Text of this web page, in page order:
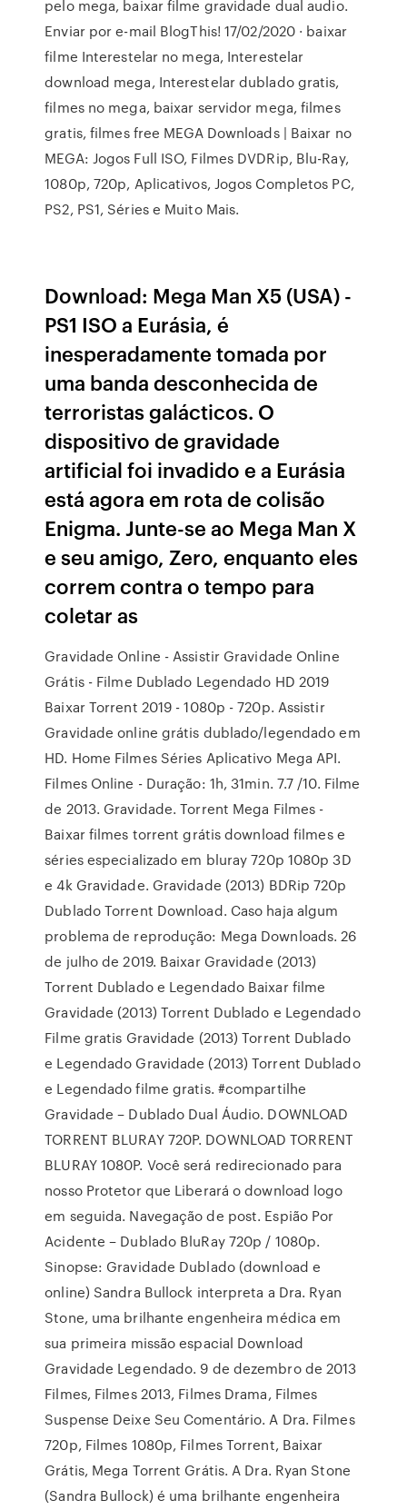
pelo mega, baixar filme gravidade dual audio.
Enviar por e-mail BlogThis! 17/02/2020 · baixar
filme Interestelar no mega, Interestelar
download mega, Interestelar dublado gratis,
filmes no mega, baixar servidor mega, filmes
gratis, filmes free MEGA Downloads | Baixar no
MEGA: Jogos Full ISO, Filmes DVDRip, Blu-Ray,
1080p, 720p, Aplicativos, Jogos Completos PC,
PS2, PS1, Séries e Muito Mais.
Download: Mega Man X5 (USA) -
PS1 ISO a Eurásia, é
inesperadamente tomada por
uma banda desconhecida de
terroristas galácticos. O
dispositivo de gravidade
artificial foi invadido e a Eurásia
está agora em rota de colisão
Enigma. Junte-se ao Mega Man X
e seu amigo, Zero, enquanto eles
correm contra o tempo para
coletar as
Gravidade Online - Assistir Gravidade Online
Grátis - Filme Dublado Legendado HD 2019
Baixar Torrent 2019 - 1080p - 720p. Assistir
Gravidade online grátis dublado/legendado em
HD. Home Filmes Séries Aplicativo Mega API.
Filmes Online - Duração: 1h, 31min. 7.7 /10. Filme
de 2013. Gravidade. Torrent Mega Filmes -
Baixar filmes torrent grátis download filmes e
séries especializado em bluray 720p 1080p 3D
e 4k Gravidade. Gravidade (2013) BDRip 720p
Dublado Torrent Download. Caso haja algum
problema de reprodução: Mega Downloads. 26
de julho de 2019. Baixar Gravidade (2013)
Torrent Dublado e Legendado Baixar filme
Gravidade (2013) Torrent Dublado e Legendado
Filme gratis Gravidade (2013) Torrent Dublado
e Legendado Gravidade (2013) Torrent Dublado
e Legendado filme gratis. #compartilhe
Gravidade – Dublado Dual Áudio. DOWNLOAD
TORRENT BLURAY 720P. DOWNLOAD TORRENT
BLURAY 1080P. Você será redirecionado para
nosso Protetor que Liberará o download logo
em seguida. Navegação de post. Espião Por
Acidente – Dublado BluRay 720p / 1080p.
Sinopse: Gravidade Dublado (download e
online) Sandra Bullock interpreta a Dra. Ryan
Stone, uma brilhante engenheira médica em
sua primeira missão espacial Download
Gravidade Legendado. 9 de dezembro de 2013
Filmes, Filmes 2013, Filmes Drama, Filmes
Suspense Deixe Seu Comentário. A Dra. Filmes
720p, Filmes 1080p, Filmes Torrent, Baixar
Grátis, Mega Torrent Grátis. A Dra. Ryan Stone
(Sandra Bullock) é uma brilhante engenheira